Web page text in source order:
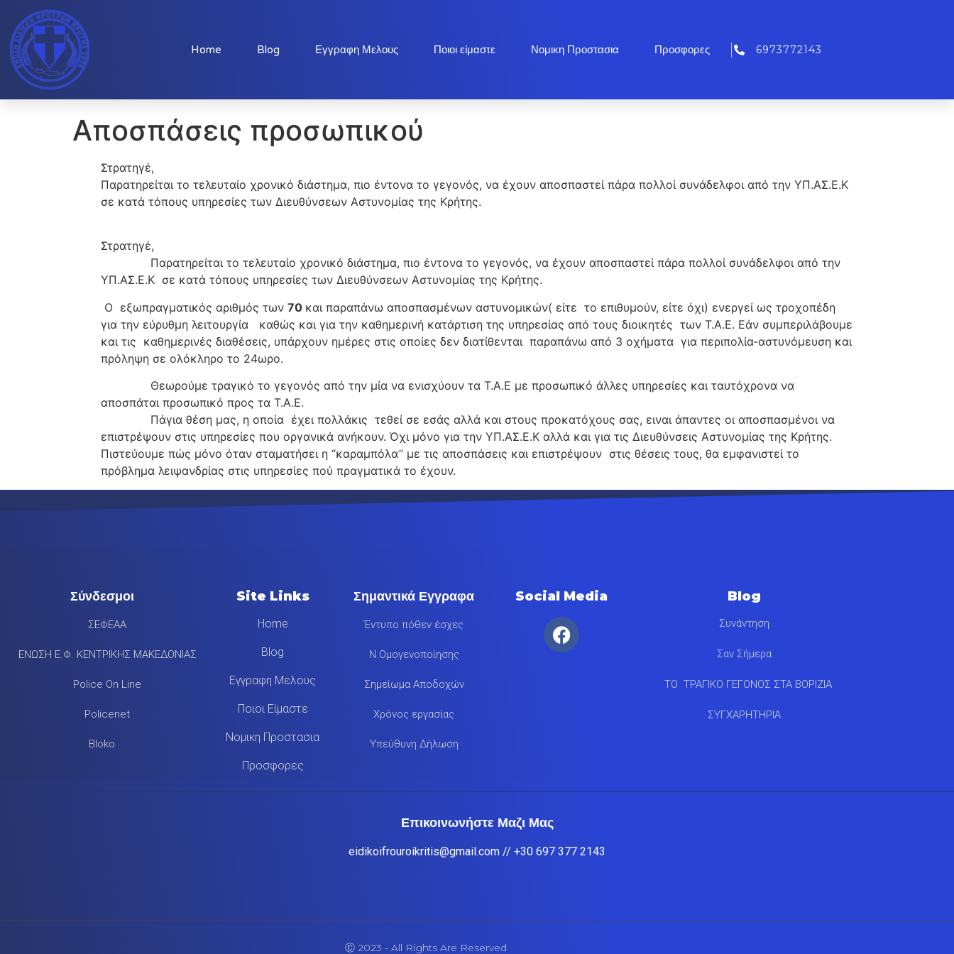
Home Blog Εγγραφη Μελους Ποιοι είμαστε Νομικη Προστασια Προσφορες 6973772143
Αποσπάσεις προσωπικού
Στρατηγέ,
Παρατηρείται το τελευταίο χρονικό διάστημα, πιο έντονα το γεγονός, να έχουν αποσπαστεί πάρα πολλοί συνάδελφοι από την ΥΠ.ΑΣ.Ε.Κ
σε κατά τόπους υπηρεσίες των Διευθύνσεων Αστυνομίας της Κρήτης.
Στρατηγέ,
Παρατηρείται το τελευταίο χρονικό διάστημα, πιο έντονα το γεγονός, να έχουν αποσπαστεί πάρα πολλοί συνάδελφοι από την
ΥΠ.ΑΣ.Ε.Κ σε κατά τόπους υπηρεσίες των Διευθύνσεων Αστυνομίας της Κρήτης.
Ο εξωπραγματικός αριθμός των 70 και παραπάνω αποσπασμένων αστυνομικών( είτε το επιθυμούν, είτε όχι) ενεργεί ως τροχοπέδη
για την εύρυθμη λειτουργία καθώς και για την καθημερινή κατάρτιση της υπηρεσίας από τους διοικητές των Τ.Α.Ε. Εάν συμπεριλάβουμε
και τις καθημερινές διαθέσεις, υπάρχουν ημέρες στις οποίες δεν διατίθενται παραπάνω από 3 οχήματα για περιπολία-αστυνόμευση και
πρόληψη σε ολόκληρο το 24ωρο.
Θεωρούμε τραγικό το γεγονός από την μία να ενισχύουν τα Τ.Α.Ε με προσωπικό άλλες υπηρεσίες και ταυτόχρονα να
αποσπάται προσωπικό προς τα Τ.Α.Ε.
Πάγια θέση μας, η οποία έχει πολλάκις τεθεί σε εσάς αλλά και στους προκατόχους σας, ειναι άπαντες οι αποσπασμένοι να
επιστρέψουν στις υπηρεσίες που οργανικά ανήκουν. Όχι μόνο για την ΥΠ.ΑΣ.Ε.Κ αλλά και για τις Διευθύνσεις Αστυνομίας της Κρήτης.
Πιστεύουμε πώς μόνο όταν σταματήσει η “καραμπόλα” με τις αποσπάσεις και επιστρέψουν στις θέσεις τους, θα εμφανιστεί το
πρόβλημα λειψανδρίας στις υπηρεσίες πού πραγματικά το έχουν.
Σύνδεσμοι
ΣΕΦΕΑΑ
ΕΝΩΣΗ Ε.Φ. ΚΕΝΤΡΙΚΗΣ ΜΑΚΕΔΟΝΙΑΣ
Police On Line
Policenet
Bloko
Site Links
Home
Blog
Εγγραφη Μελους
Ποιοι Είμαστε
Νομικη Προστασια
Προσφορες
Σημαντικά Εγγραφα
Έντυπο πόθεν έσχες
Ν.Ομογενοποίησης
Σημείωμα Αποδοχών
Χρόνος εργασίας
Υπεύθυνη Δήλωση
Social Media Blog
Συνάντηση
Σαν Σήμερα
ΤΟ ΤΡΑΓΙΚΟ ΓΕΓΟΝΟΣ ΣΤΑ ΒΟΡΙΖΙΑ
ΣΥΓΧΑΡΗΤΗΡΙΑ
Επικοινωνήστε Μαζι Μας
eidikoifrouroikritis@gmail.com // +30 697 377 2143
Ⓒ 2023 - All Rights Are Reserved